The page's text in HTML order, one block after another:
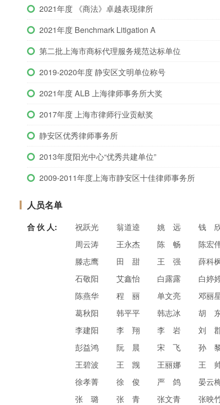
2021年度 《商法》卓越表现律所
2021年度 Benchmark Litigation A
第二批上海市商标代理服务规范达标单位
2019-2020年度 静安区文明单位称号
2021年度 ALB 上海律师事务所大奖
2017年度 上海市律师行业贡献奖
静安区优秀律师事务所
2013年度阳光中心“优秀共建单位”
2009-2011年度上海市静安区十佳律师事务所
人员名单
合 伙 人: 祝跃光 翁道逵 姚 远
钱
周云涛
王永杰 陈 畅
陈宏
滕志鹰
田 甜 王 强
薛科
石敬阳
艾鑫怡 白露露
白婷
陈燕华
程 丽 单文亮
邓丽
葛秋阳
韩平平 韩志冰
胡
李建阳
李 翔 李 岩
刘
彭益鸿
阮 晨 宋 飞
孙
王碧波
王 觊 王丽娜
王
徐孝菁
徐 俊 严 鸽
晏云
张 璐
张 青 张文青
张映